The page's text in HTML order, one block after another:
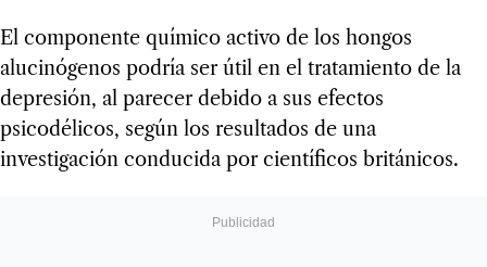
El componente químico activo de los hongos
alucinógenos podría ser útil en el tratamiento de la
depresión, al parecer debido a sus efectos
psicodélicos, según los resultados de una
investigación conducida por científicos británicos.